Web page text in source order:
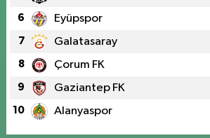
6 Eyüpspor
7 Galatasaray
8 Çorum FK
9 Gaziantep FK
10 Alanyaspor